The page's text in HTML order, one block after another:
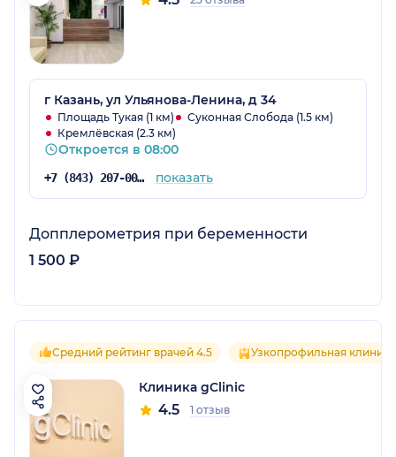
г Казань, ул Ульянова-Ленина, д 34
Площадь Тукая (1 км)
Суконная Слобода (1.5 км)
Кремлёвская (2.3 км)
Откроется в 08:00
+7 (843) 207-00-08 показать
Допплерометрия при беременности
1 500 ₽
Средний рейтинг врачей 4.5 Узкопрофильная клиника
Клиника gClinic
4.5 1 отзыв